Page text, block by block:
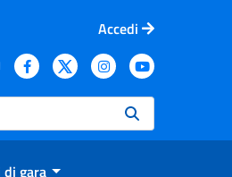
Accedi
di gara